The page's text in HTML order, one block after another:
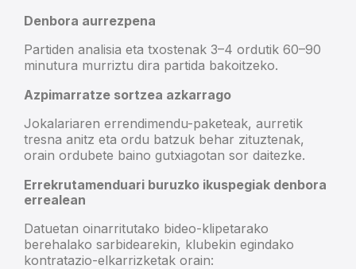
Denbora aurrezpena
Partiden analisia eta txostenak 3–4 ordutik 60–90
minutura murriztu dira partida bakoitzeko.
Azpimarratze sortzea azkarrago
Jokalariaren errendimendu-paketeak, aurretik
tresna anitz eta ordu batzuk behar zituztenak,
orain ordubete baino gutxiagotan sor daitezke.
Errekrutamenduari buruzko ikuspegiak denbora
errealean
Datuetan oinarritutako bideo-klipetarako
berehalako sarbidearekin, klubekin egindako
kontratazio-elkarrizketak orain: